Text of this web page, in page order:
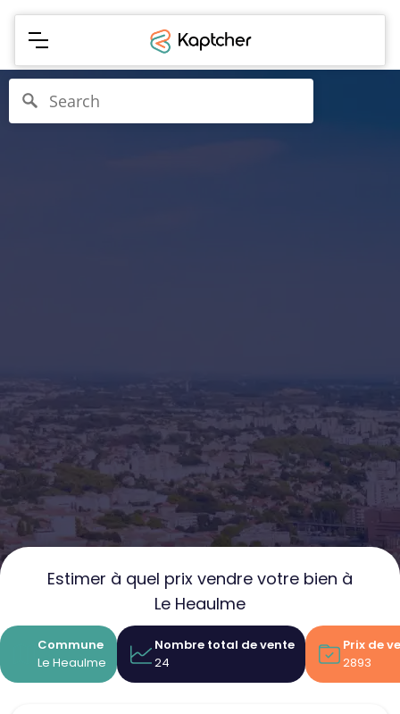
Estimer à quel prix vendre votre bien à
Le Heaulme
Commune
Le Heaulme
Nombre total de vente
24
Prix de
2893